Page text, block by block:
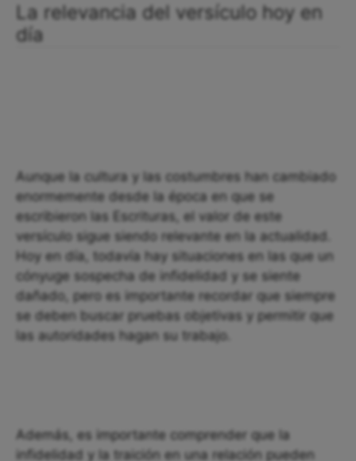
La relevancia del versículo hoy en
día
Aunque la cultura y las costumbres han cambiado
enormemente desde la época en que se
escribieron las Escrituras, el valor de este
versículo sigue siendo relevante en la actualidad.
Hoy en día, todavía hay situaciones en las que un
cónyuge sospecha de infidelidad y se siente
dañado, pero es importante recordar que siempre
se deben buscar pruebas objetivas y permitir que
las autoridades hagan su trabajo.
Además, es importante comprender que la
infidelidad y la traición en una relación pueden